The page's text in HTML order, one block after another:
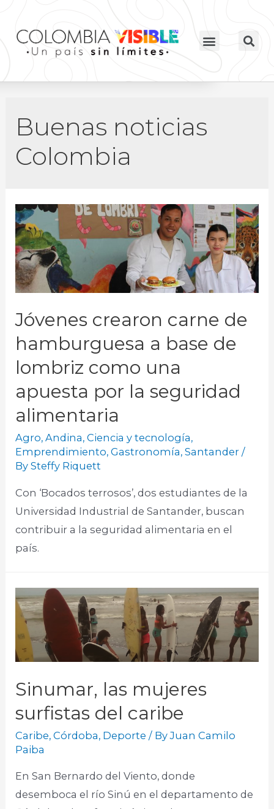
Buenas noticias
Colombia
Jóvenes crearon carne de
hamburguesa a base de
lombriz como una
apuesta por la seguridad
alimentaria
Agro,Andina,Ciencia y tecnología,
Emprendimiento,Gastronomía,Santander /
BySteffy Riquett
Con ‘Bocados terrosos’, dos estudiantes de la
Universidad Industrial de Santander, buscan
contribuir a la seguridad alimentaria en el
país.​
Sinumar, las mujeres
surfistas del caribe
Caribe,Córdoba, Deporte / ByJuan Camilo
Paiba
En San Bernardo del Viento, donde
desemboca el río Sinú en el departamento de